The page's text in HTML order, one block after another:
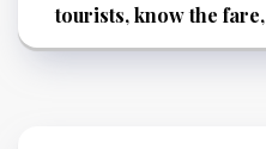
tourists, know the fare,